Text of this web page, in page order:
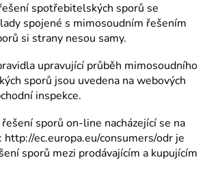
spotřebitelských sporů se
spojené s mimosoudním řešením
si strany nesou samy.
upravující průběh mimosoudního
sporů jsou uvedena na webových
inspekce.
sporů on-line nacházející se na
ec.europa.eu/consumers/odr je
sporů mezi prodávajícím a kupujícím